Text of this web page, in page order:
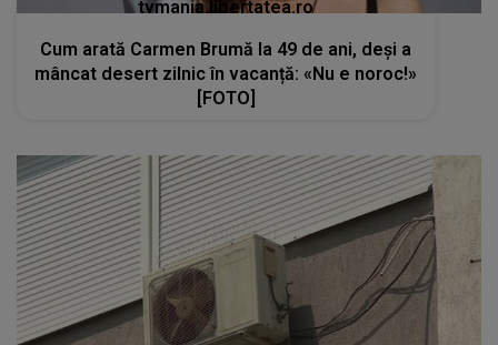
tvmania.libertatea.ro
Cum arată Carmen Brumă la 49 de ani, deși a
mâncat desert zilnic în vacanță: «Nu e noroc!»
[FOTO]